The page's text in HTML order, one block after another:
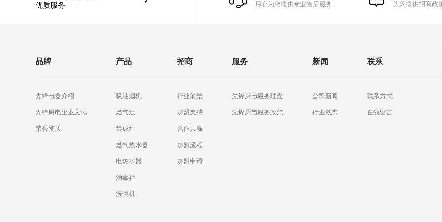
优质服务
用心为您提供专业售后服务 为您提供招商政
品牌
先锋电器介绍
先锋厨电企业文化
荣誉资质
产品
吸油烟机
燃气灶
集成灶
燃气热水器
电热水器
消毒柜
洗碗机
招商
行业前景
加盟支持
合作共赢
加盟流程
加盟申请
服务
先锋厨电服务理念
先锋厨电服务政策
新闻
公司新闻
行业动态
联系
联系方式
在线留言